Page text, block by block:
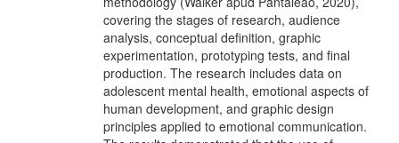
covering the stages of research, audience
analysis, conceptual definition, graphic
experimentation, prototyping tests, and final
production. The research includes data on
adolescent mental health, emotional aspects of
human development, and graphic design
principles applied to emotional communication.